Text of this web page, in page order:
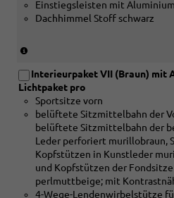
Dekoreinlagen
Holz
und
[4D3]
Sitzbelüftung
vorn)
Einstiegsleisten mit
Dachhimmel Stoff schwarz
Verbindung
mit
[5MC]
Dekoreinlagen
Holz
Linde
Sediment
silbergrau
naturell
Interieurpaket VII (Braun) mit
Lichtpaket pro
Sportsitze vorn
belüftete Sitzmittelbahn der
belüftete Sitzmittelbahn der
Leder perforiert murillobraun,
Kopfstützen in Kunstleder
und Kopfstützen der
perlmuttbeige; mit
4-Wege-Lendenwirbelstütze